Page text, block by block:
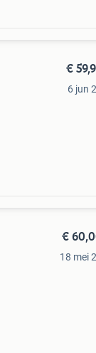
€
6 jun
€
18 mei